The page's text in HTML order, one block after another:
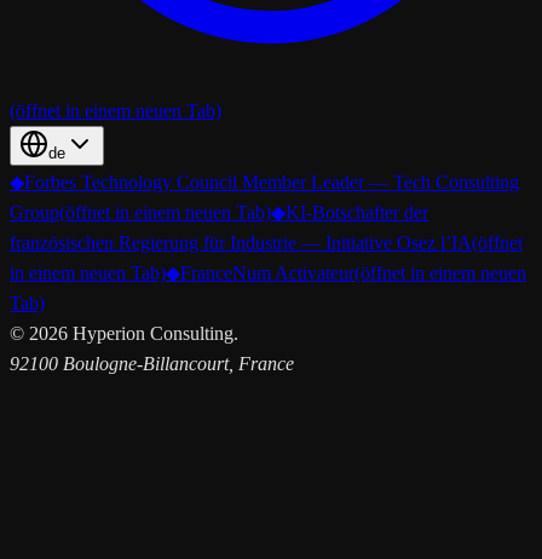
(öffnet in einem neuen Tab)
de
◆Forbes Technology Council Member Leader — Tech Consulting
Group(öffnet in einem neuen Tab)◆KI-Botschafter der
französischen Regierung für Industrie — Initiative Osez l’IA(öffnet
in einem neuen Tab)◆FranceNum Activateur(öffnet in einem neuen
Tab)
© 2026 Hyperion Consulting.
92100 Boulogne-Billancourt, France